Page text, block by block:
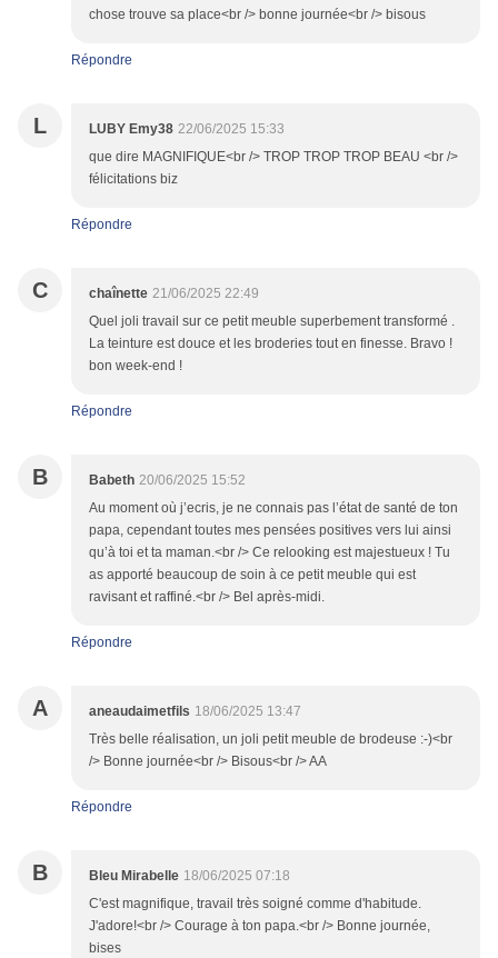
chose trouve sa place<br /> bonne journée<br /> bisous
Répondre
L LUBY Emy38 22/06/2025 15:33
que dire MAGNIFIQUE<br /> TROP TROP TROP BEAU <br />
félicitations biz
Répondre
C chaînette 21/06/2025 22:49
Quel joli travail sur ce petit meuble superbement transformé .
La teinture est douce et les broderies tout en finesse. Bravo !
bon week-end !
Répondre
B Babeth 20/06/2025 15:52
Au moment où j’ecris, je ne connais pas l’état de santé de ton
papa, cependant toutes mes pensées positives vers lui ainsi
qu’à toi et ta maman.<br /> Ce relooking est majestueux ! Tu
as apporté beaucoup de soin à ce petit meuble qui est
ravisant et raffiné.<br /> Bel après-midi.
Répondre
A aneaudaimetfils 18/06/2025 13:47
Très belle réalisation, un joli petit meuble de brodeuse :-)<br
/> Bonne journée<br /> Bisous<br /> AA
Répondre
B Bleu Mirabelle 18/06/2025 07:18
C'est magnifique, travail très soigné comme d'habitude.
J'adore!<br /> Courage à ton papa.<br /> Bonne journée,
bises